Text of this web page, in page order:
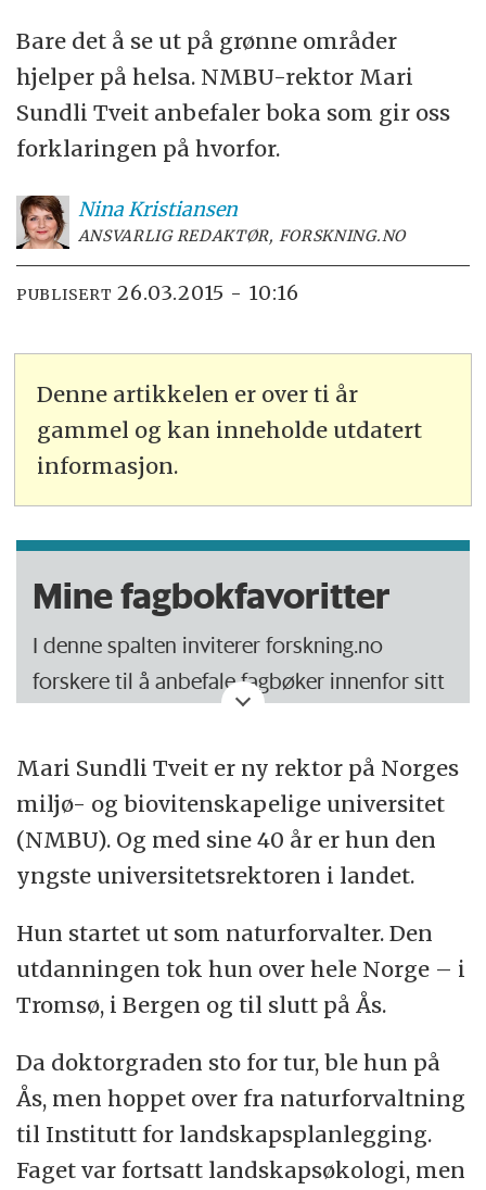
Bare det å se ut på grønne områder
hjelper på helsa. NMBU-rektor Mari
Sundli Tveit anbefaler boka som gir oss
forklaringen på hvorfor.
NinaKristiansen
ANSVARLIG REDAKTØR, FORSKNING.NO
PUBLISERT 26.03.2015 - 10:16
Denne artikkelen er over ti år
gammel og kan inneholde utdatert
informasjon.
Mine fagbokfavoritter
I denne spalten inviterer forskning.no
forskere til å anbefale fagbøker innenfor sitt
Hvilken fagbok er den beste de har lest?
Hvilken bok skal en amatør lese for å
sette seg inn i faget deres?
Her kan du lese alle artiklene i serien:Mine
fagbokfavoritter
Mari Sundli Tveit er ny rektor på Norges
miljø- og biovitenskapelige universitet
(NMBU). Og med sine 40 år er hun den
yngste universitetsrektoren i landet.
Hun startet ut som naturforvalter. Den
utdanningen tok hun over hele Norge – i
Tromsø, i Bergen og til slutt på Ås.
Da doktorgraden sto for tur, ble hun på
Ås, men hoppet over fra naturforvaltning
til Institutt for landskapsplanlegging.
Faget var fortsatt landskapsøkologi, men